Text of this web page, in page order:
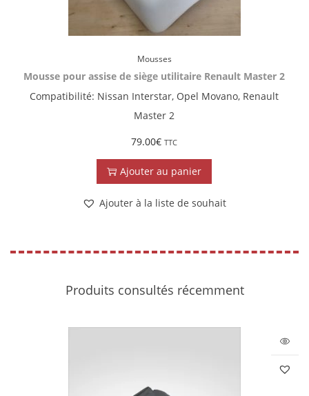
Mousses
Mousse pour assise de siège utilitaire Renault Master 2
Compatibilité: Nissan Interstar, Opel Movano, Renault
Master 2
79.00€ TTC
Ajouter au panier
Ajouter à la liste de souhait
Produits consultés récemment